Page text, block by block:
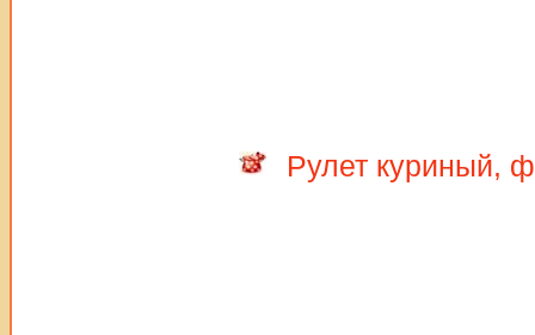
Рулет куриный,